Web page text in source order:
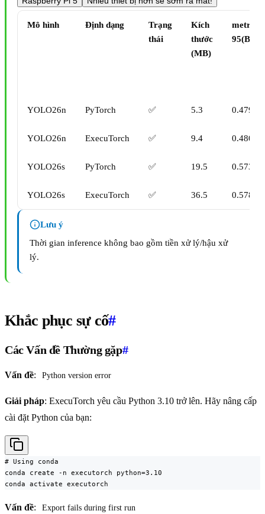
Mô hình Định dạng
Trạng
thái
Kích
thước
(MB)
metrics/
95(B)
YOLO26n PyTorch ✅ 5.3 0.4790
YOLO26n ExecuTorch ✅ 9.4 0.4800
YOLO26s PyTorch ✅ 19.5 0.5730
YOLO26s ExecuTorch ✅ 36.5 0.5780
Lưu ý
Thời gian inference không bao gồm tiền xử lý/hậu xử
lý.
Khắc phục sự cố#
Các Vấn đề Thường gặp#
Vấn đề: Python version error
Giải pháp: ExecuTorch yêu cầu Python 3.10 trở lên. Hãy nâng cấp
cài đặt Python của bạn:
# Using conda
conda create -n executorch python=3.10
conda activate executorch
Vấn đề: Export fails during first run